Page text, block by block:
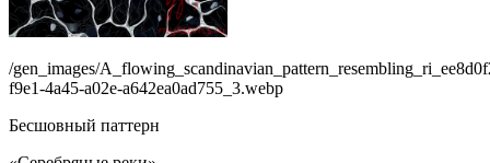
/gen_images/
f9e1-4a45-a02e-a642ea0ad755_3.webp
Бесшовный паттерн